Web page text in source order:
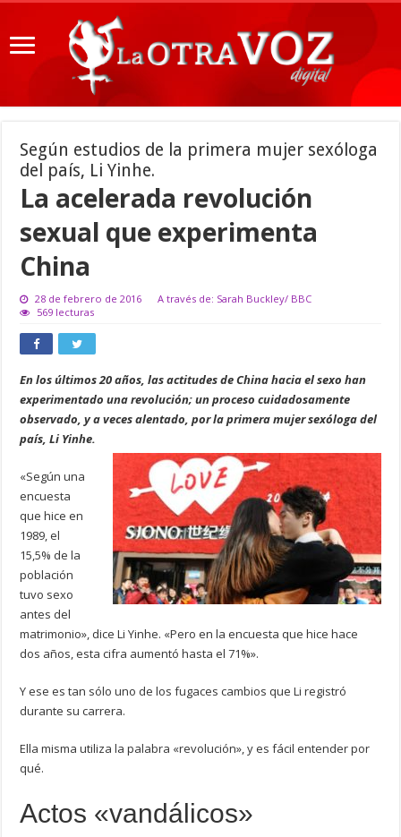
Según estudios de la primera mujer sexóloga
del país, Li Yinhe.
La acelerada revolución
sexual que experimenta
China
28 de febrero de 2016
A través de: Sarah Buckley/ BBC
569 lecturas
En los últimos 20 años, las actitudes de China hacia el sexo han
experimentado una revolución; un proceso cuidadosamente
observado, y a veces alentado, por la primera mujer sexóloga del
país, Li Yinhe.
«Según una
encuesta
que hice en
1989, el
15,5% de la
población
tuvo sexo
antes del
matrimonio», dice Li Yinhe. «Pero en la encuesta que hice hace
dos años, esta cifra aumentó hasta el 71%».
Y ese es tan sólo uno de los fugaces cambios que Li registró
durante su carrera.
Ella misma utiliza la palabra «revolución», y es fácil entender por
qué.
Actos «vandálicos»